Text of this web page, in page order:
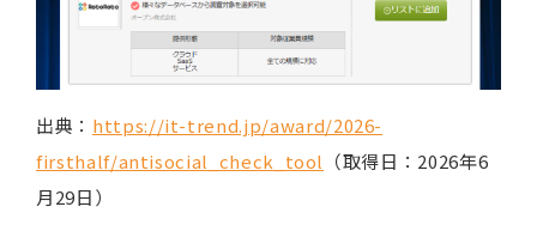
出典： https://it-trend.jp/award/2026-
firsthalf/antisocial_check_tool （取得日：2026年6
月29日）